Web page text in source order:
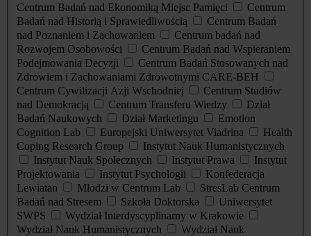
Centrum Badań nad Ekonomiką Miejsc Pamięci
Centrum
Badań nad Historią i Sprawiedliwością
Centrum Badań
nad Poznaniem i Zachowaniem
Centrum badań nad
Rozwojem Osobowości
Centrum Badań nad Wspieraniem
Podejmowania Decyzji
Centrum Badań Stosowanych nad
Zdrowiem i Zachowaniami Zdrowotnymi CARE-BEH
Centrum Cywilizacji Azji Wschodniej
Centrum Studiów
nad Demokracją
Centrum Transferu Wiedzy
Dział
Badań Naukowych
Dział Marketingu
Emotion
Cognition Lab
Europejski Uniwersytet Viadrina
Health
Coping Research Group
Instytut Nauk Humanistycznych
Instytut Nauk Społecznych
Instytut Prawa
Instytut
Projektowania
Instytut Psychologii
Konfederacja
Lewiatan
Młodzi w Centrum Lab
StresLab Centrum
Badań nad Stresem
Szkoła Doktorska
Uniwersytet
SWPS
Wydział Interdyscyplinarny w Krakowie
Wydział Nauk Humanistycznych
Wydział Nauk